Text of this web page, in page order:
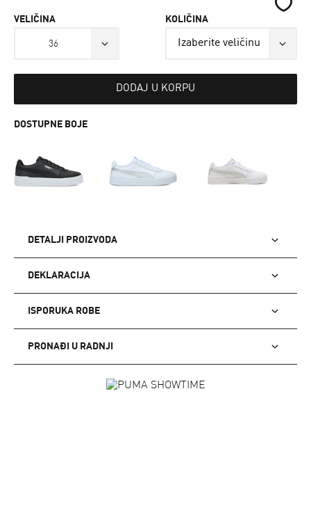
VELIČINA
36
KOLIČINA
DODAJ U KORPU
DOSTUPNE BOJE
DETALJI PROIZVODA
DEKLARACIJA
ISPORUKA ROBE
PRONAĐI U RADNJI